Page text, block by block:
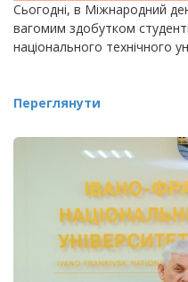
Сьогодні, в Міжнародний
вагомим здобутком
національного технічного
Переглянути